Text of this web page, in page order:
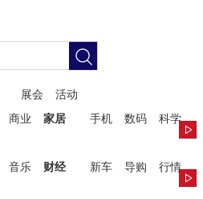
展会
活动
商业 家居 手机 数码
科学
音乐 财经 新车 导购
行情